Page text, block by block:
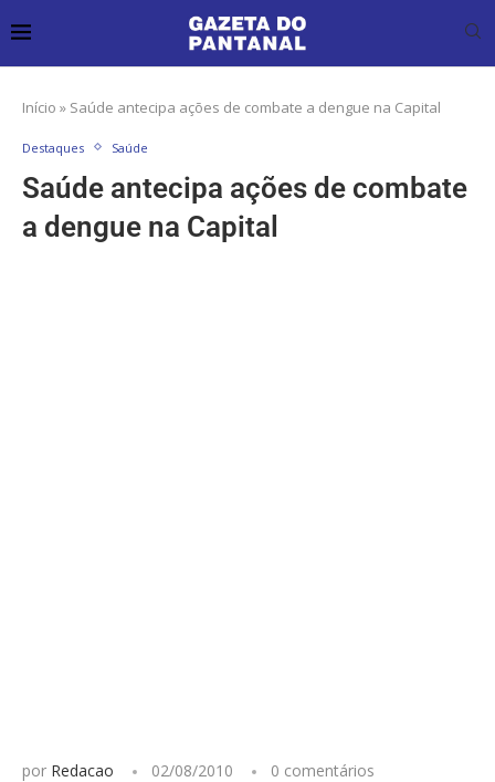
Início » Saúde antecipa ações de combate a dengue na Capital
Destaques Saúde
Saúde antecipa ações de combate
a dengue na Capital
por Redacao 02/08/2010 0 comentários